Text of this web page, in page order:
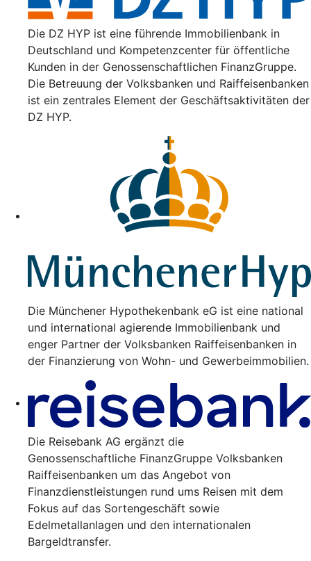
Die DZ HYP ist eine führende Immobilienbank in
Deutschland und Kompetenzcenter für öffentliche
Kunden in der Genossenschaftlichen FinanzGruppe.
Die Betreuung der Volksbanken und Raiffeisenbanken
ist ein zentrales Element der Geschäftsaktivitäten der
DZ HYP.
Die Münchener Hypothekenbank eG ist eine national
und international agierende Immobilienbank und
enger Partner der Volksbanken Raiffeisenbanken in
der Finanzierung von Wohn- und Gewerbeimmobilien.
Die Reisebank AG ergänzt die
Genossenschaftliche FinanzGruppe Volksbanken
Raiffeisenbanken um das Angebot von
Finanzdienstleistungen rund ums Reisen mit dem
Fokus auf das Sortengeschäft sowie
Edelmetallanlagen und den internationalen
Bargeldtransfer.